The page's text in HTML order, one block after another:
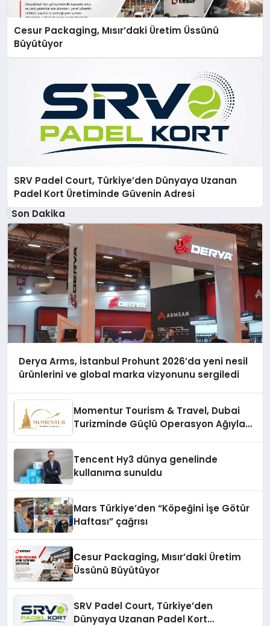
Cesur Packaging, Mısır’daki Üretim Üssünü
Büyütüyor
SRV Padel Court, Türkiye’den Dünyaya Uzanan
Padel Kort Üretiminde Güvenin Adresi
Son Dakika
Derya Arms, İstanbul Prohunt 2026’da yeni nesil
ürünlerini ve global marka vizyonunu sergiledi
Momentur Tourism & Travel, Dubai
Turizminde Güçlü Operasyon Ağıyla
Tencent Hy3 dünya genelinde
kullanıma sunuldu
Mars Türkiye’den “Köpeğini İşe Götür
Haftası” çağrısı
Cesur Packaging, Mısır’daki Üretim
Üssünü Büyütüyor
SRV Padel Court, Türkiye’den
Dünyaya Uzanan Padel Kort